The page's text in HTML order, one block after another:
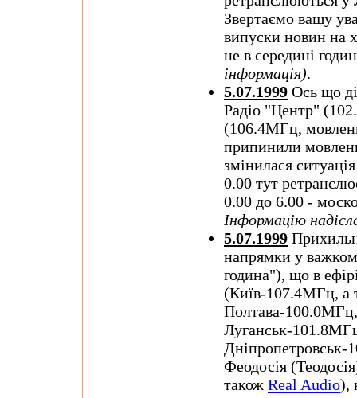
Звертаємо вашу
випуски новин на
не в середині
інформація).
5.07.1999 Ось що
Радіо "Центр"
(106.4МГц,
припинили
змінилася
0.00 тут
0.00 до 6.00 -
Інформацію
5.07.1999
напрямки у
година"), що в
(Київ-107.4МГц, а
Полтава-
Луганськ-
Феодосія
також Real Audio),